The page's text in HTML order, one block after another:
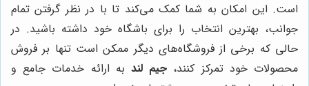
است. این امکان به شما کمک می‌کند تا با در نظر گرفتن تمام
جوانب، بهترین انتخاب را برای باشگاه خود داشته باشید. در
حالی که برخی از فروشگاه‌های دیگر ممکن است تنها بر فروش
محصولات خود تمرکز کنند، جیم لند به ارائه خدمات جامع و